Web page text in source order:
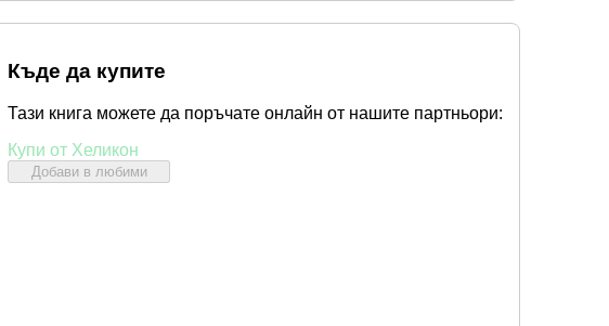
Къде да купите
Тази книга можете да поръчате онлайн от нашите партньори:
Купи от Хеликон
Добави в любими